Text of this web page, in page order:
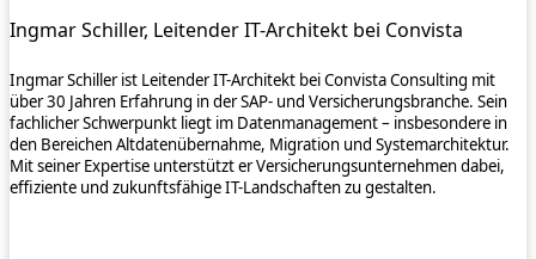
Ingmar Schiller, Leitender IT-Architekt bei Convista
Ingmar Schiller ist Leitender IT-Architekt bei Convista Consulting mit
über 30 Jahren Erfahrung in der SAP- und Versicherungsbranche. Sein
fachlicher Schwerpunkt liegt im Datenmanagement – insbesondere in
den Bereichen Altdatenübernahme, Migration und Systemarchitektur.
Mit seiner Expertise unterstützt er Versicherungsunternehmen dabei,
effiziente und zukunftsfähige IT-Landschaften zu gestalten.